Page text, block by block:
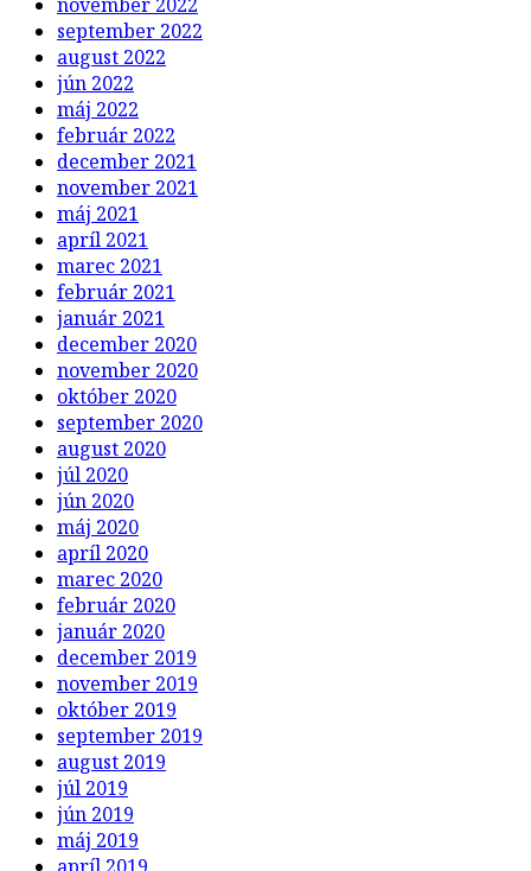
november 2022
september 2022
august 2022
jún 2022
máj 2022
február 2022
december 2021
november 2021
máj 2021
apríl 2021
marec 2021
február 2021
január 2021
december 2020
november 2020
október 2020
september 2020
august 2020
júl 2020
jún 2020
máj 2020
apríl 2020
marec 2020
február 2020
január 2020
december 2019
november 2019
október 2019
september 2019
august 2019
júl 2019
jún 2019
máj 2019